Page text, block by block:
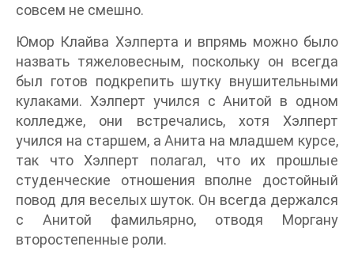
совсем не смешно.
Юмор Клайва Хэлперта и впрямь можно было
назвать тяжеловесным, поскольку он всегда
был готов подкрепить шутку внушительными
кулаками. Хэлперт учился с Анитой в одном
колледже, они встречались, хотя Хэлперт
учился на старшем, а Анита на младшем курсе,
так что Хэлперт полагал, что их прошлые
студенческие отношения вполне достойный
повод для веселых шуток. Он всегда держался
с Анитой фамильярно, отводя Моргану
второстепенные роли.